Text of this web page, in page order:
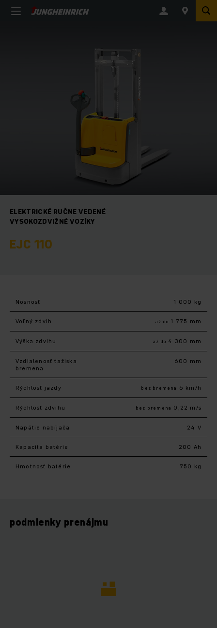
ELEKTRICKÉ RUČNE VEDENÉ
VYSOKOZDVIŽNÉ VOZÍKY
EJC 110
Nosnosť 1 000 kg
Voľný zdvih až do 1 775 mm
Výška zdvihu až do 4 300 mm
Vzdialenosť ťažiska
bremena
600 mm
Rýchlosť jazdy bez bremena 6 km/h
Rýchlosť zdvihu bez bremena 0,22 m/s
Napätie nabíjača 24 V
Kapacita batérie 200 Ah
Hmotnosť batérie 750 kg
podmienky prenájmu